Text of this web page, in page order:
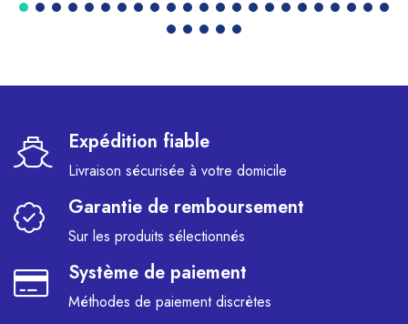
Expédition fiable
Livraison sécurisée à votre domicile
Garantie de remboursement
Sur les produits sélectionnés
Système de paiement
Méthodes de paiement discrètes